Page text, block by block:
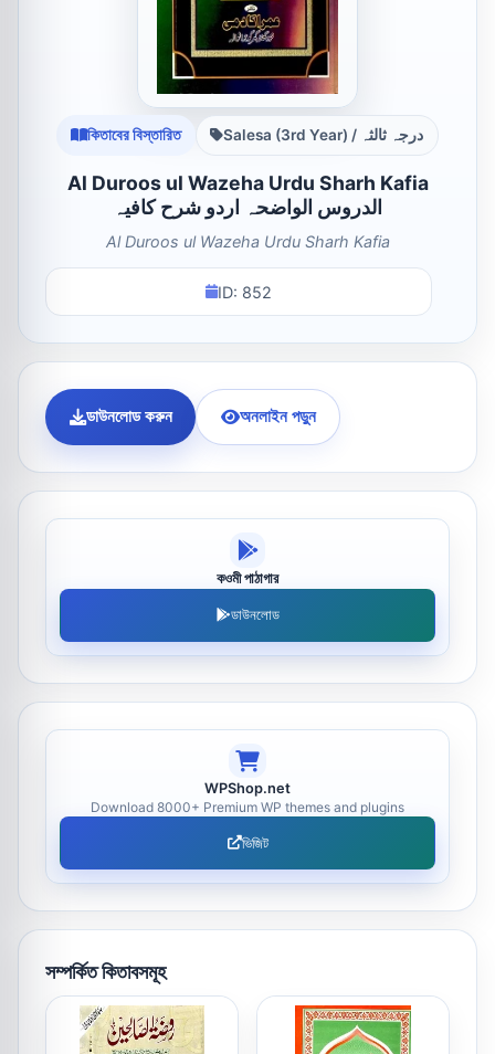
কিতাবের বিস্তারিত Salesa (3rd Year) / درجہ ثالثہ
Al Duroos ul Wazeha Urdu Sharh Kafia
الدروس الواضحہ اردو شرح کافیہ
Al Duroos ul Wazeha Urdu Sharh Kafia
ID: 852
ডাউনলোড করুন অনলাইন পড়ুন
কওমী পাঠাগার
ডাউনলোড
WPShop.net
Download 8000+ Premium WP themes and plugins
ভিজিট
সম্পর্কিত কিতাবসমূহ